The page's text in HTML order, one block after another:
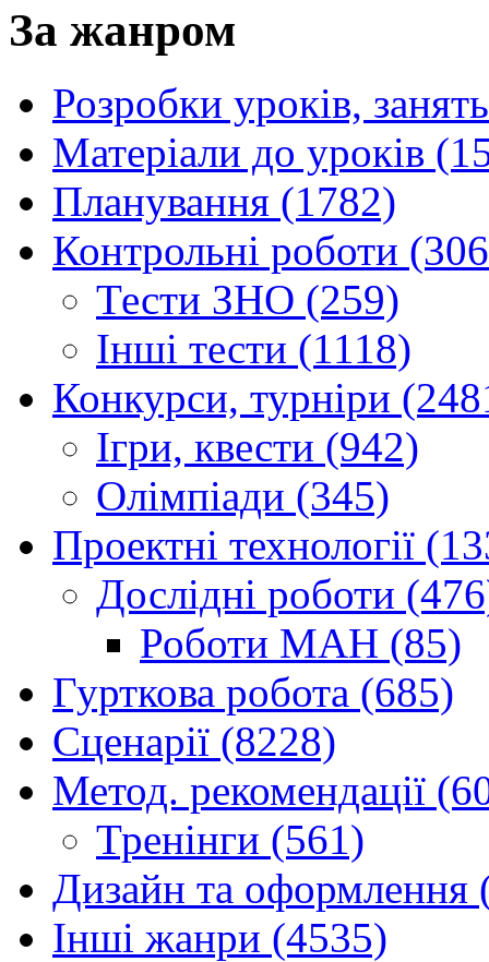
За жанром
Розробки уроків,
Матеріали до уроків
Планування (1782)
Контрольні роботи
Тести ЗНО (259)
Інші тести (1118)
Конкурси, турніри
Ігри, квести (942)
Олімпіади (345)
Проектні технології
Дослідні роботи
Роботи МАН (85)
Гурткова робота (685)
Сценарії (8228)
Метод. рекомендації
Тренінги (561)
Дизайн та оформлення
Інші жанри (4535)